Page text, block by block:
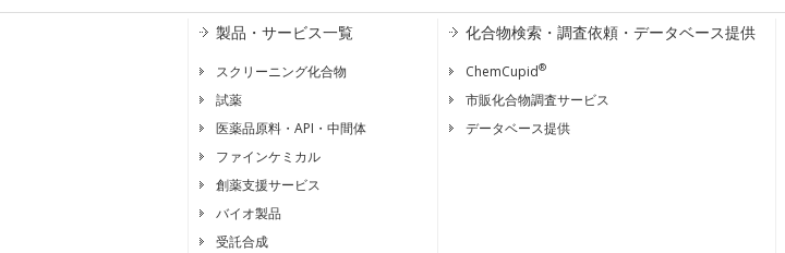
製品・サービス一覧
スクリーニング化合物
試薬
医薬品原料・API・中間体
ファインケミカル
創薬支援サービス
バイオ製品
受託合成
化合物検索・調査依頼・データベース提供
ChemCupid®
市販化合物調査サービス
データベース提供